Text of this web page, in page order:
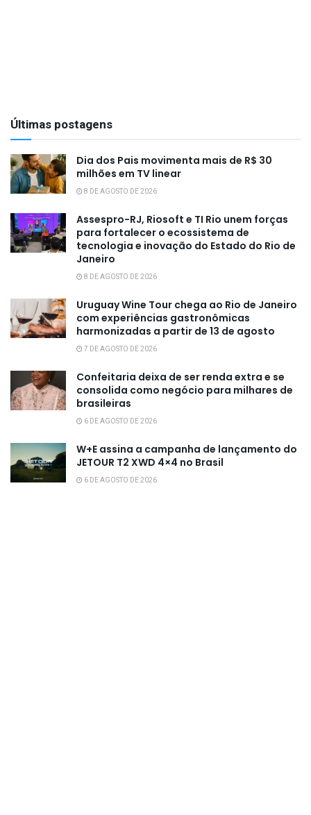
Últimas postagens
Dia dos Pais movimenta mais de R$ 30
milhões em TV linear
8 DE AGOSTO DE 2026
Assespro-RJ, Riosoft e TI Rio unem forças
para fortalecer o ecossistema de
tecnologia e inovação do Estado do Rio de
Janeiro
8 DE AGOSTO DE 2026
Uruguay Wine Tour chega ao Rio de Janeiro
com experiências gastronômicas
harmonizadas a partir de 13 de agosto
7 DE AGOSTO DE 2026
Confeitaria deixa de ser renda extra e se
consolida como negócio para milhares de
brasileiras
6 DE AGOSTO DE 2026
W+E assina a campanha de lançamento do
JETOUR T2 XWD 4×4 no Brasil
6 DE AGOSTO DE 2026